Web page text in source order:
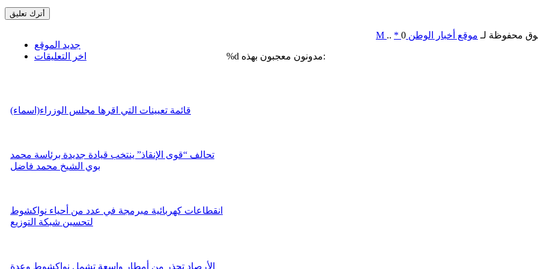
جديد الموقع
اخر التعليقات
قائمة تعيينات التي اقرها مجلس الوزراء(اسماء)
تحالف “قوى الإنقاذ” ينتخب قيادة جديدة برئاسة محمد
بوي الشيخ محمد فاضل
انقطاعات كهربائية مبرمجة في عدد من أحياء نواكشوط
لتحسين شبكة التوزيع
الأرصاد تحذر من أمطار واسعة تشمل نواكشوط وعدة
M .. * محفوظة لـ موقع أخبار الوطن 0
%d مدونون معجبون بهذه: